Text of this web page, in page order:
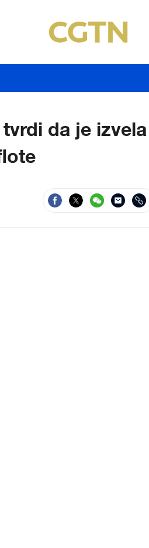
da je izvela